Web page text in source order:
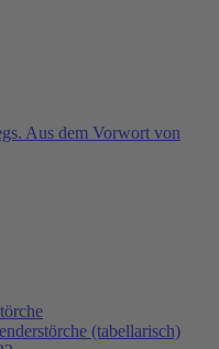
Aus dem Vorwort von
(tabellarisch)